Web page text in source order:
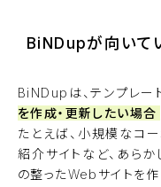
BiNDupが向いて
BiNDupは、テンプレー
を作成・更新したい場合
たとえば、小規模なコー
紹介サイトなど、あら
の整ったWebサイトを